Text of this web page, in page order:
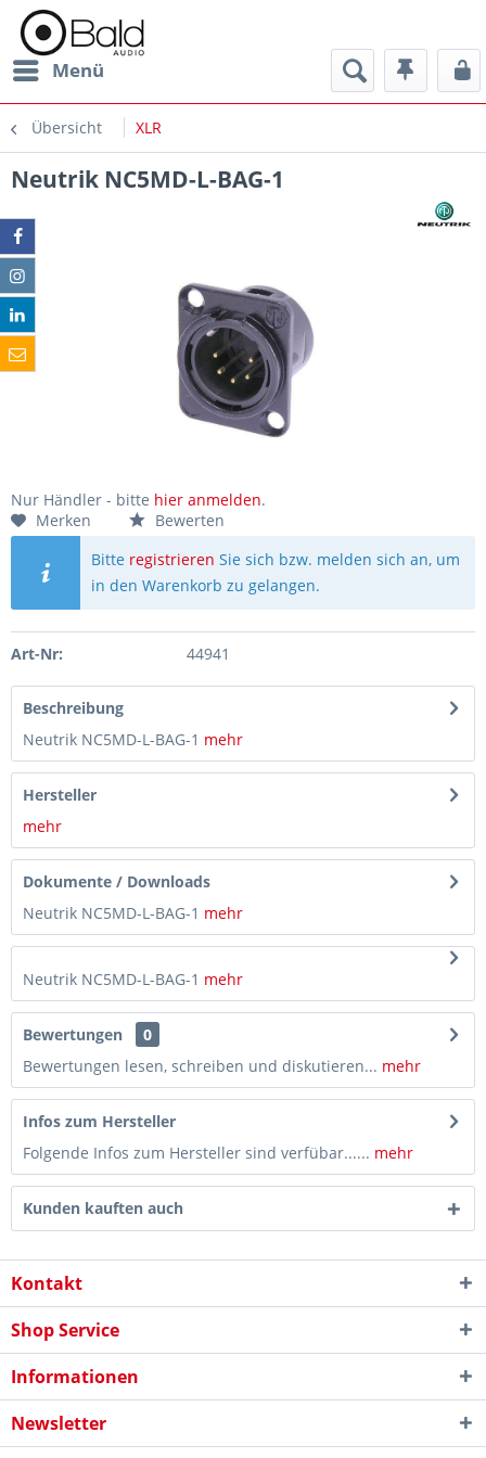
Menü
Übersicht XLR
Neutrik NC5MD-L-BAG-1
Nur Händler - bitte hier anmelden.
Merken
Bewerten
Bitte registrieren Sie sich bzw. melden sich an, um
in den Warenkorb zu gelangen.
Art-Nr: 44941
Beschreibung
Neutrik NC5MD-L-BAG-1 mehr
Hersteller
mehr
Dokumente / Downloads
Neutrik NC5MD-L-BAG-1 mehr
Neutrik NC5MD-L-BAG-1 mehr
Bewertungen
0
Bewertungen lesen, schreiben und diskutieren... mehr
Infos zum Hersteller
Folgende Infos zum Hersteller sind verfübar...... mehr
Kunden kauften auch
Kontakt
Shop Service
Informationen
Newsletter